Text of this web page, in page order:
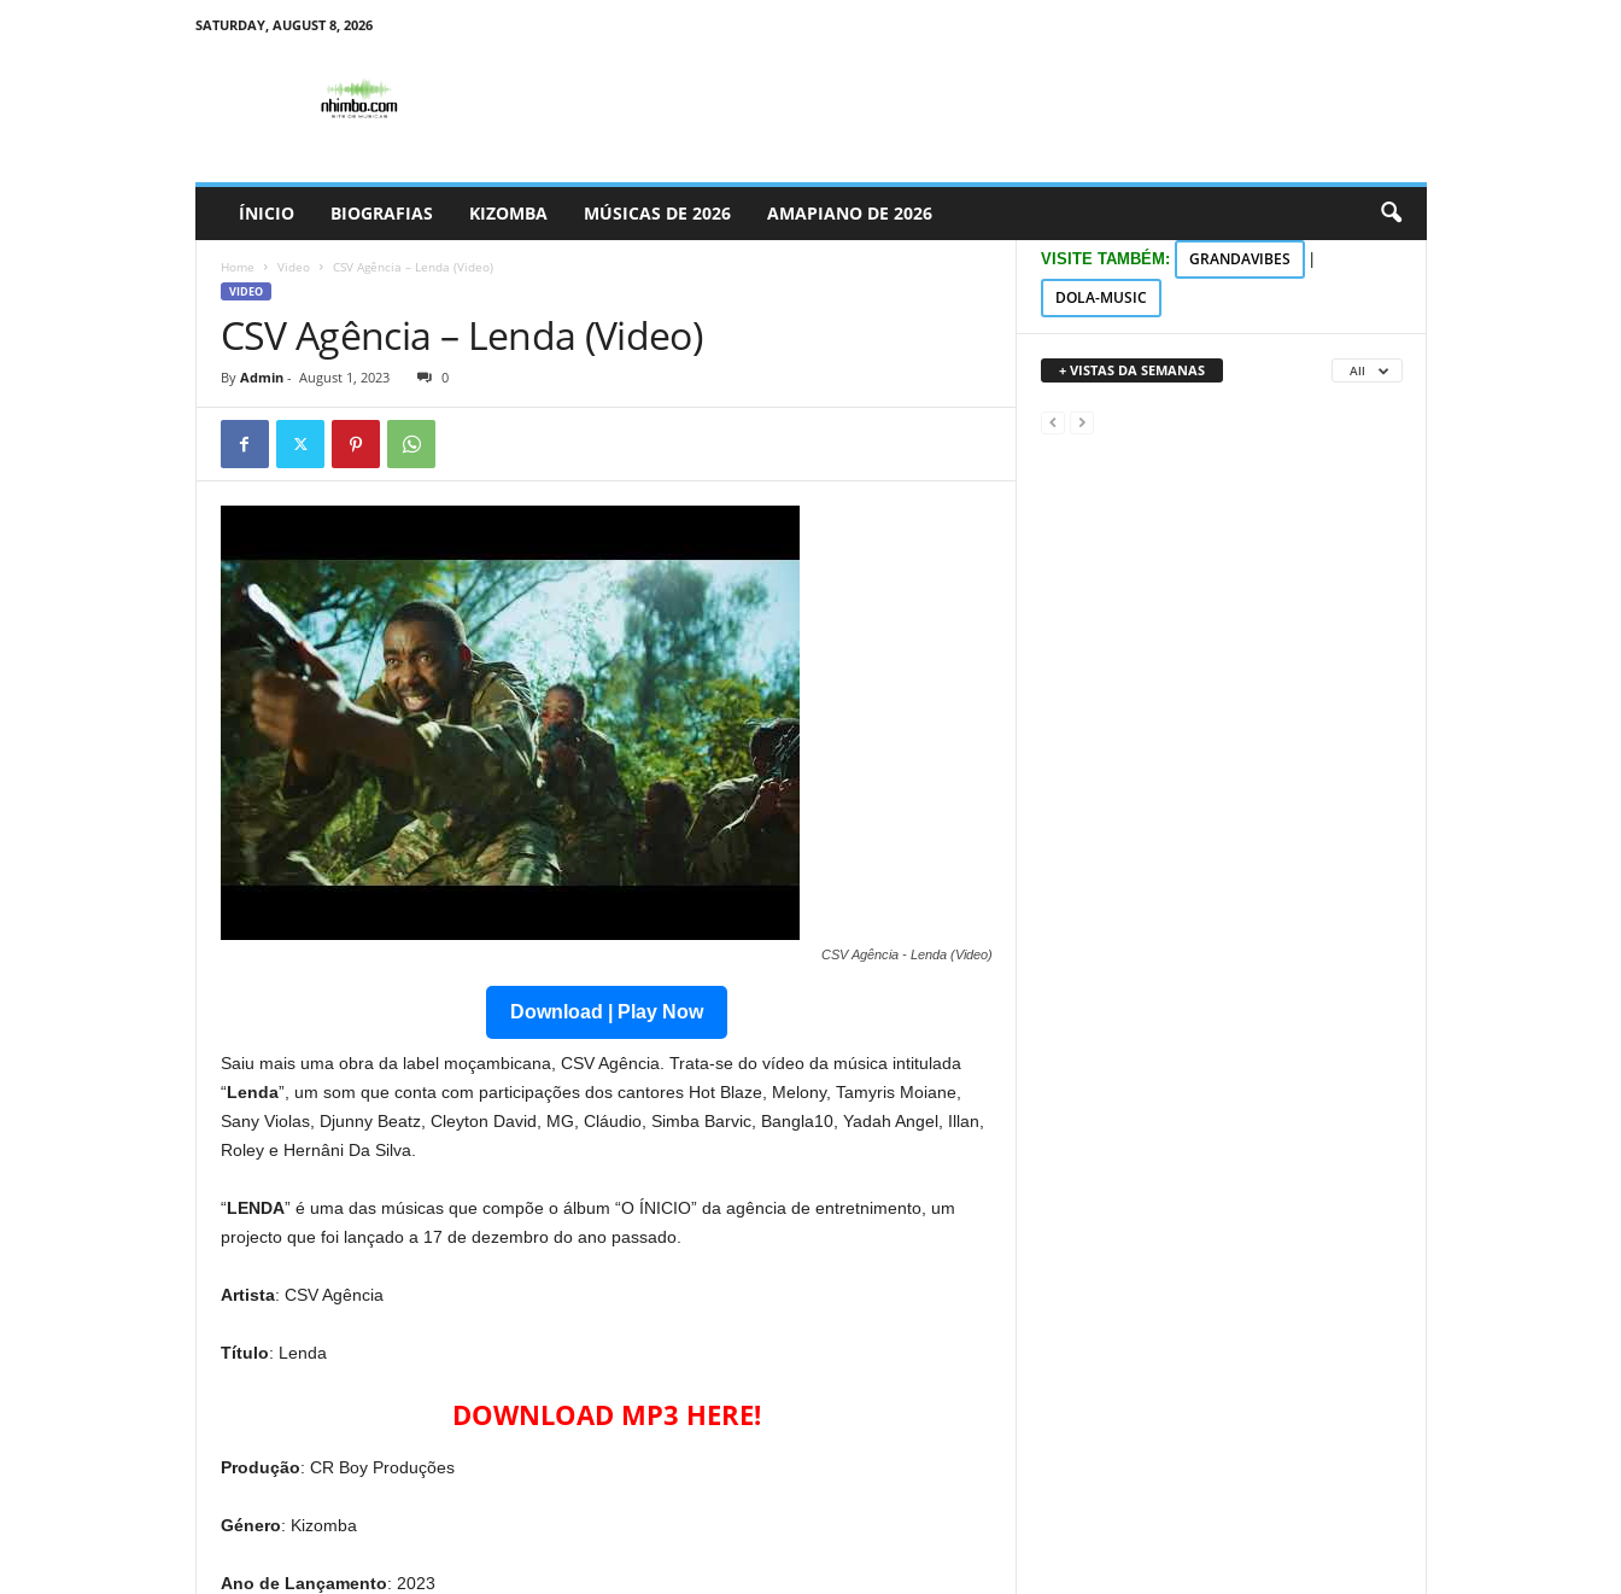
SATURDAY, AUGUST 8, 2026
ÍNICIO BIOGRAFIAS KIZOMBA MÚSICAS DE 2026 AMAPIANO DE 2026
Home Video CSV Agência – Lenda (Video)
VIDEO
CSV Agência – Lenda (Video)
By Admin- August 1, 2023 0
CSV Agência - Lenda (Video)
Download | Play Now
Saiu mais uma obra da label moçambicana, CSV Agência. Trata-se do vídeo da música intitulada
“Lenda”, um som que conta com participações dos cantores Hot Blaze, Melony, Tamyris Moiane,
Sany Violas, Djunny Beatz, Cleyton David, MG, Cláudio, Simba Barvic, Bangla10, Yadah Angel, Illan,
Roley e Hernâni Da Silva.
“LENDA” é uma das músicas que compõe o álbum “O ÍNICIO” da agência de entretnimento, um
projecto que foi lançado a 17 de dezembro do ano passado.
Artista: CSV Agência
Título: Lenda
DOWNLOAD MP3 HERE!
Produção: CR Boy Produções
Género: Kizomba
Ano de Lançamento: 2023
VISITE TAMBÉM: GRANDAVIBES
DOLA-MUSIC
+ VISTAS DA SEMANAS All